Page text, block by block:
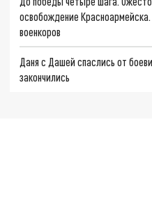
освобождение
военкоров
Даня с Дашей спаслись от
закончились